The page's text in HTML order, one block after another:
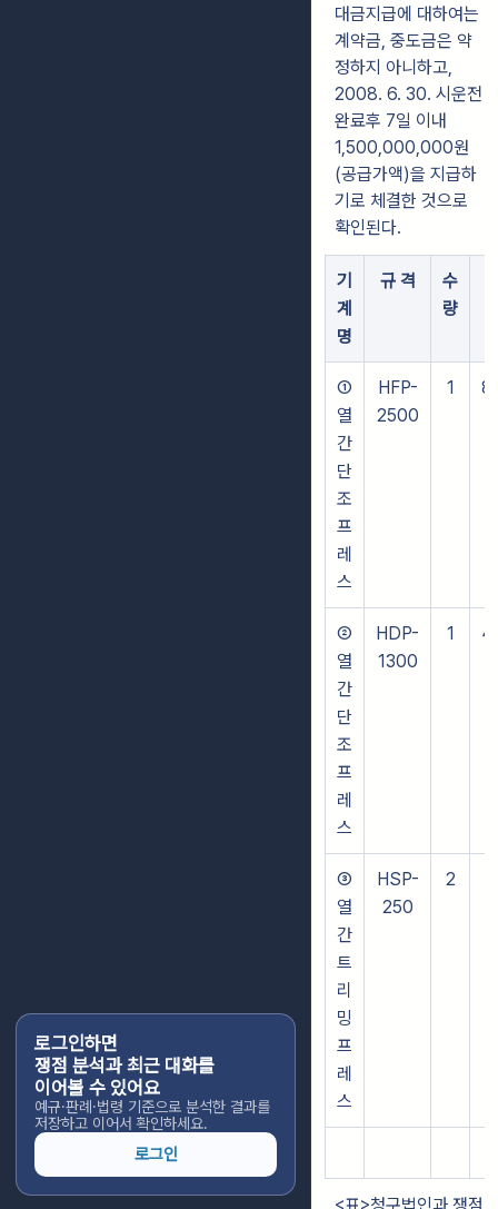
로그인하면
쟁점 분석과 최근 대화를
이어볼 수 있어요
예규·판례·법령 기준으로 분석한 결과를
저장하고 이어서 확인하세요.
로그인
대금지급에 대하여는
계약금, 중도금은 약
정하지 아니하고,
2008. 6. 30. 시운전
완료후 7일 이내
1,500,000,000원
(공급가액)을 지급하
기로 체결한 것으로
확인된다.
기
계
명
규 격
수
량
①
열
간
단
조
프
레
스
HFP-
2500
1
②
열
간
단
조
프
레
스
HDP-
1300
1
③
열
간
트
리
밍
프
레
스
HSP-
250
2